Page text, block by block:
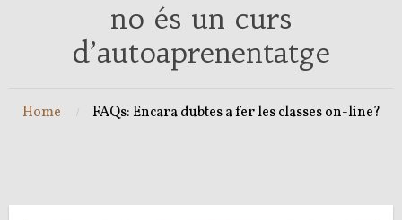
no és un curs
d’autoaprenentatge
Home FAQs: Encara dubtes a fer les classes on-line?